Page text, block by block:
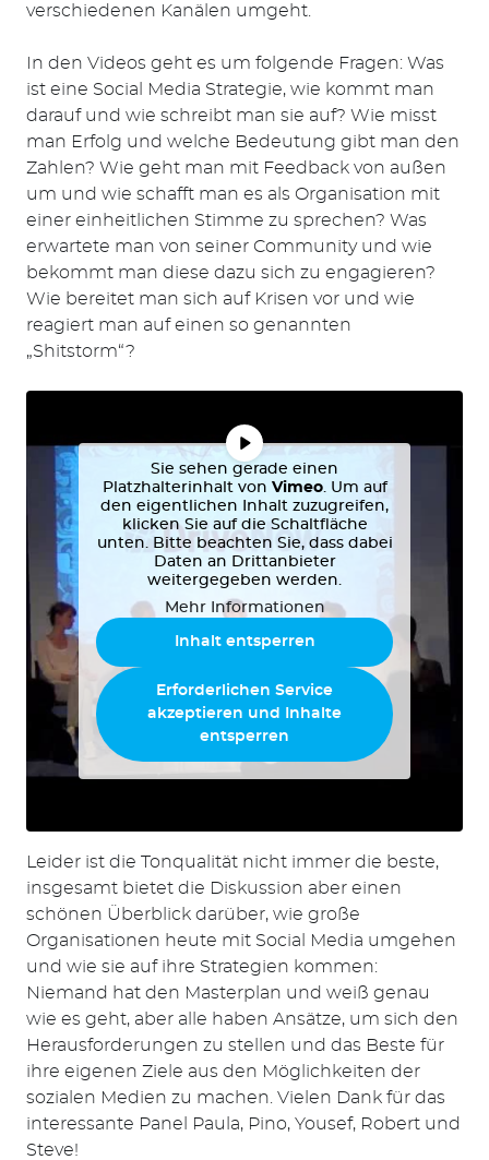
verschiedenen Kanälen umgeht.
In den Videos geht es um folgende Fragen: Was
ist eine Social Media Strategie, wie kommt man
darauf und wie schreibt man sie auf? Wie misst
man Erfolg und welche Bedeutung gibt man den
Zahlen? Wie geht man mit Feedback von außen
um und wie schafft man es als Organisation mit
einer einheitlichen Stimme zu sprechen? Was
erwartete man von seiner Community und wie
bekommt man diese dazu sich zu engagieren?
Wie bereitet man sich auf Krisen vor und wie
reagiert man auf einen so genannten
„Shitstorm“?
Sie sehen gerade einen
Platzhalterinhalt von Vimeo. Um auf
den eigentlichen Inhalt zuzugreifen,
klicken Sie auf die Schaltfläche
unten. Bitte beachten Sie, dass dabei
Daten an Drittanbieter
weitergegeben werden.
Mehr Informationen
Inhalt entsperren
Erforderlichen Service
akzeptieren und Inhalte
entsperren
Leider ist die Tonqualität nicht immer die beste,
insgesamt bietet die Diskussion aber einen
schönen Überblick darüber, wie große
Organisationen heute mit Social Media umgehen
und wie sie auf ihre Strategien kommen:
Niemand hat den Masterplan und weiß genau
wie es geht, aber alle haben Ansätze, um sich den
Herausforderungen zu stellen und das Beste für
ihre eigenen Ziele aus den Möglichkeiten der
sozialen Medien zu machen. Vielen Dank für das
interessante Panel Paula, Pino, Yousef, Robert und
Steve!